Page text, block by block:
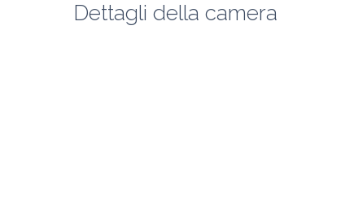
Dettagli della camera